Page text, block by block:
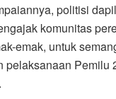
politisi
komunitas
emak, untuk
pelaksanaan Pemilu